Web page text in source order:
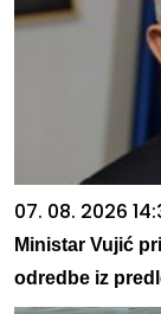
07. 08. 2026
Ministar Vujić
odredbe iz